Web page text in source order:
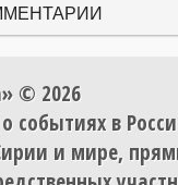
© 2026
событиях в
и мире,